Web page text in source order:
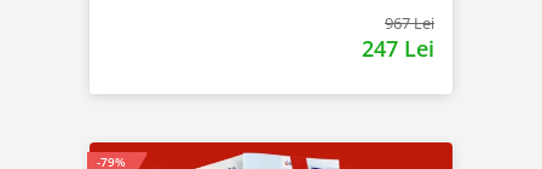
967 Lei
247 Lei
-79%